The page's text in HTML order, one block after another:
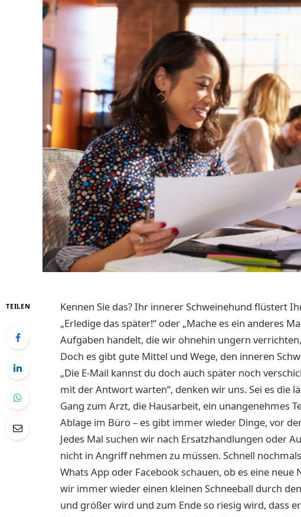
TEILEN
Kennen Sie das? Ihr innerer Schweinehund flüstert
„Erledige das später!“ oder „Mache es ein anderes
Aufgaben handelt, die wir ohnehin ungern
Doch es gibt gute Mittel und Wege, den inneren
„Die E-Mail kannst du doch auch später noch
mit der Antwort warten“, denken wir uns. Sei es die
Gang zum Arzt, die Hausarbeit, ein unangenehmes
Ablage im Büro – es gibt immer wieder Dinge, vor
Jedes Mal suchen wir nach Ersatzhandlungen oder
nicht in Angriff nehmen zu müssen. Schnell
Whats App oder Facebook schauen, ob es eine
wir immer wieder einen kleinen Schneeball durch
und größer wird und zum Ende so riesig wird, dass